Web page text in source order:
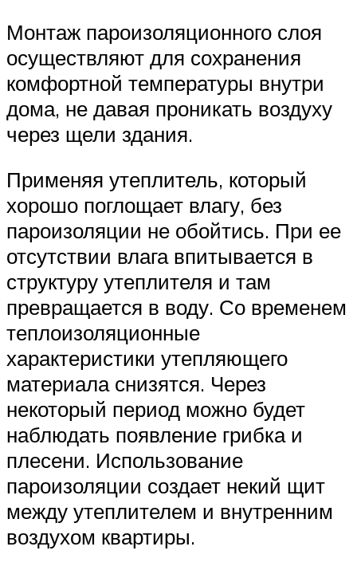
Монтаж пароизоляционного слоя
осуществляют для сохранения
комфортной температуры внутри
дома, не давая проникать воздуху
через щели здания.
Применяя утеплитель, который
хорошо поглощает влагу, без
пароизоляции не обойтись. При ее
отсутствии влага впитывается в
структуру утеплителя и там
превращается в воду. Со временем
теплоизоляционные
характеристики утепляющего
материала снизятся. Через
некоторый период можно будет
наблюдать появление грибка и
плесени. Использование
пароизоляции создает некий щит
между утеплителем и внутренним
воздухом квартиры.